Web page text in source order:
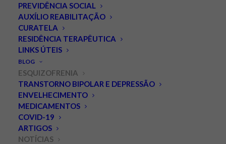
PREVIDÊNCIA SOCIAL
AUXÍLIO REABILITAÇÃO
CURATELA
RESIDÊNCIA TERAPÊUTICA
LINKS ÚTEIS
BLOG
ESQUIZOFRENIA
TRANSTORNO BIPOLAR E DEPRESSÃO
ENVELHECIMENTO
MEDICAMENTOS
COVID-19
ARTIGOS
NOTÍCIAS
Rio de Janeiro: grupos de
apoio ligados ao
Entrelaços do IPUB/UFRJ
organizam evento pelo
Dia da Esquizofrenia.